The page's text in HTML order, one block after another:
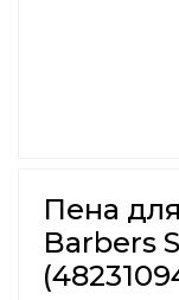
Пена
Barbers